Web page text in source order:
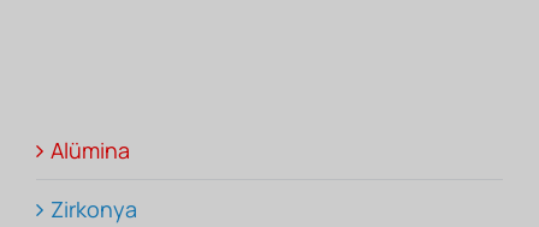
Alümina
Zirkonya